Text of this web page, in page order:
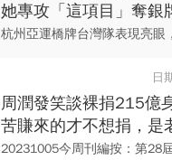
她專攻「這項目」奪
誰管，他說「薪水都入
杭州亞運橋牌台灣隊表現亮眼
身分很特別，她是敏盛醫院
醫江坤俊妻子劉藺秦...
周潤發笑談裸捐215億
苦賺來的才不想捐，是
「一天有兩碗飯吃就足
20231005今周刊編按：第28